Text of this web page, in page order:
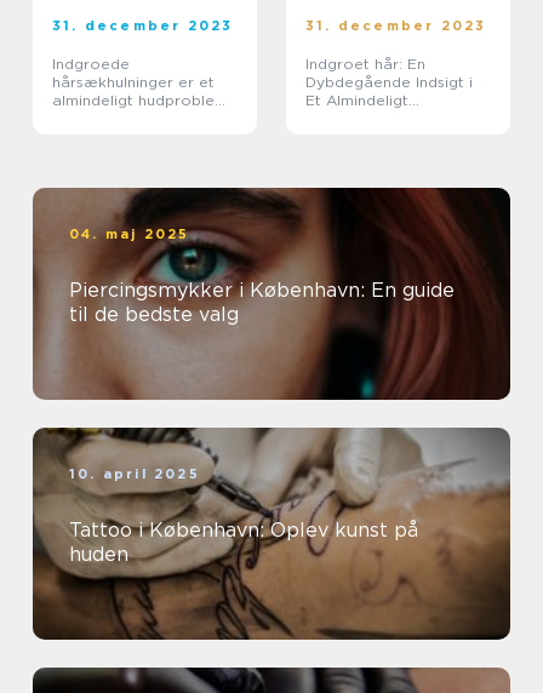
31. december 2023
Indgroede
hårsækhulninger er et
almindeligt hudproblem,
31. december 2023
Indgroet hår: En
Dybdegående Indsigt i
Et Almindeligt
04. maj 2025
Piercingsmykker i København: En guide
til de bedste valg
10. april 2025
Tattoo i København: Oplev kunst på
huden